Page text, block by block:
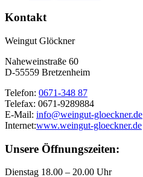
Kontakt
Weingut Glöckner
Naheweinstraße 60
D-55559 Bretzenheim
Telefon: 0671-348 87
Telefax: 0671-9289884
E-Mail: info@weingut-gloeckner.de
Internet:www.weingut-gloeckner.de
Unsere Öffnungszeiten:
Dienstag 18.00 – 20.00 Uhr